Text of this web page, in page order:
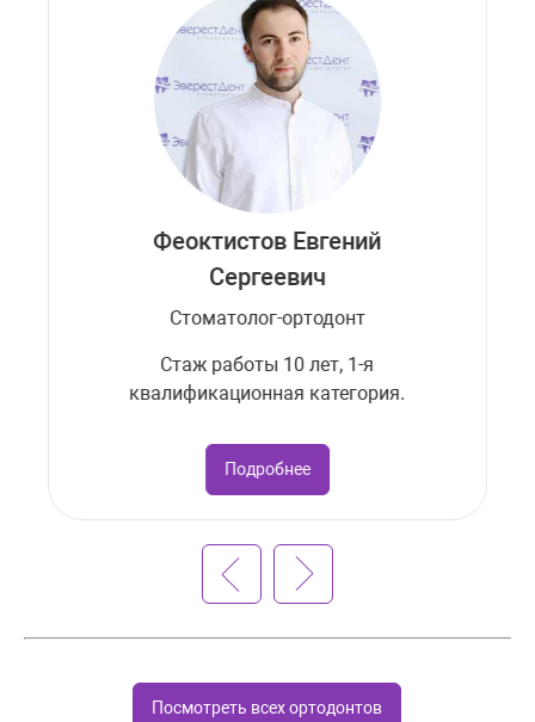
Феоктистов Евгений
Сергеевич
Стоматолог-ортодонт
Стаж работы 10 лет, 1-я
квалификационная категория.
Подробнее
Посмотреть всех ортодонтов